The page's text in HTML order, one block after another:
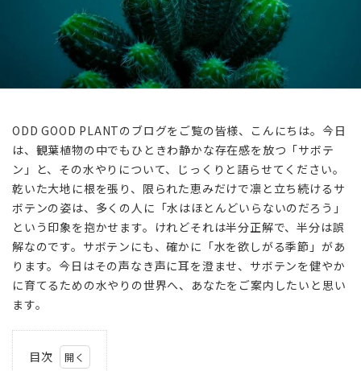
ODD GOOD PLANTのブログをご覧の皆様、こんにちは。今日
は、観葉植物の中でもひときわ静かな存在感を放つ「サボテ
ン」と、その水やりについて、じっくりと語らせてください。
乾いた大地に根を張り、限られた恵みだけで凛と立ち続けるサ
ボテンの姿は、多くの人に「水はほとんどいらないのだろう」
という印象を抱かせます。けれどそれは半分正解で、半分は誤
解なのです。サボテンにも、確かに「水を欲しがる季節」があ
ります。今日はその声なき声に耳を澄ませ、サボテンを健やか
に育てるための水やりの世界へ、あなたをご案内したいと思い
ます。
目次